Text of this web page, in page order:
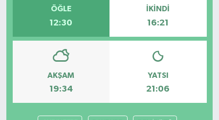
ÖĞLE
12:30
İKINDI
16:21
AKŞAM
19:34
YATSI
21:06